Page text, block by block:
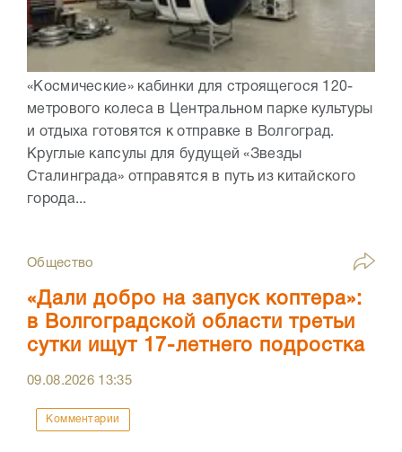
«Космические» кабинки для строящегося 120-
метрового колеса в Центральном парке культуры
и отдыха готовятся к отправке в Волгоград.
Круглые капсулы для будущей «Звезды
Сталинграда» отправятся в путь из китайского
города...
Общество
«Дали добро на запуск коптера»:
в Волгоградской области третьи
сутки ищут 17-летнего подростка
09.08.2026 13:35
Комментарии